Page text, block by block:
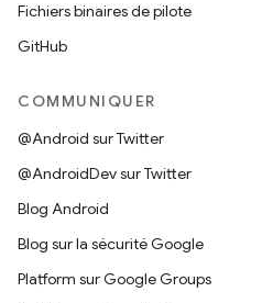
Fichiers binaires de pilote
GitHub
COMMUNIQUER
@Android sur Twitter
@AndroidDev sur Twitter
Blog Android
Blog sur la sécurité Google
Platform sur Google Groups